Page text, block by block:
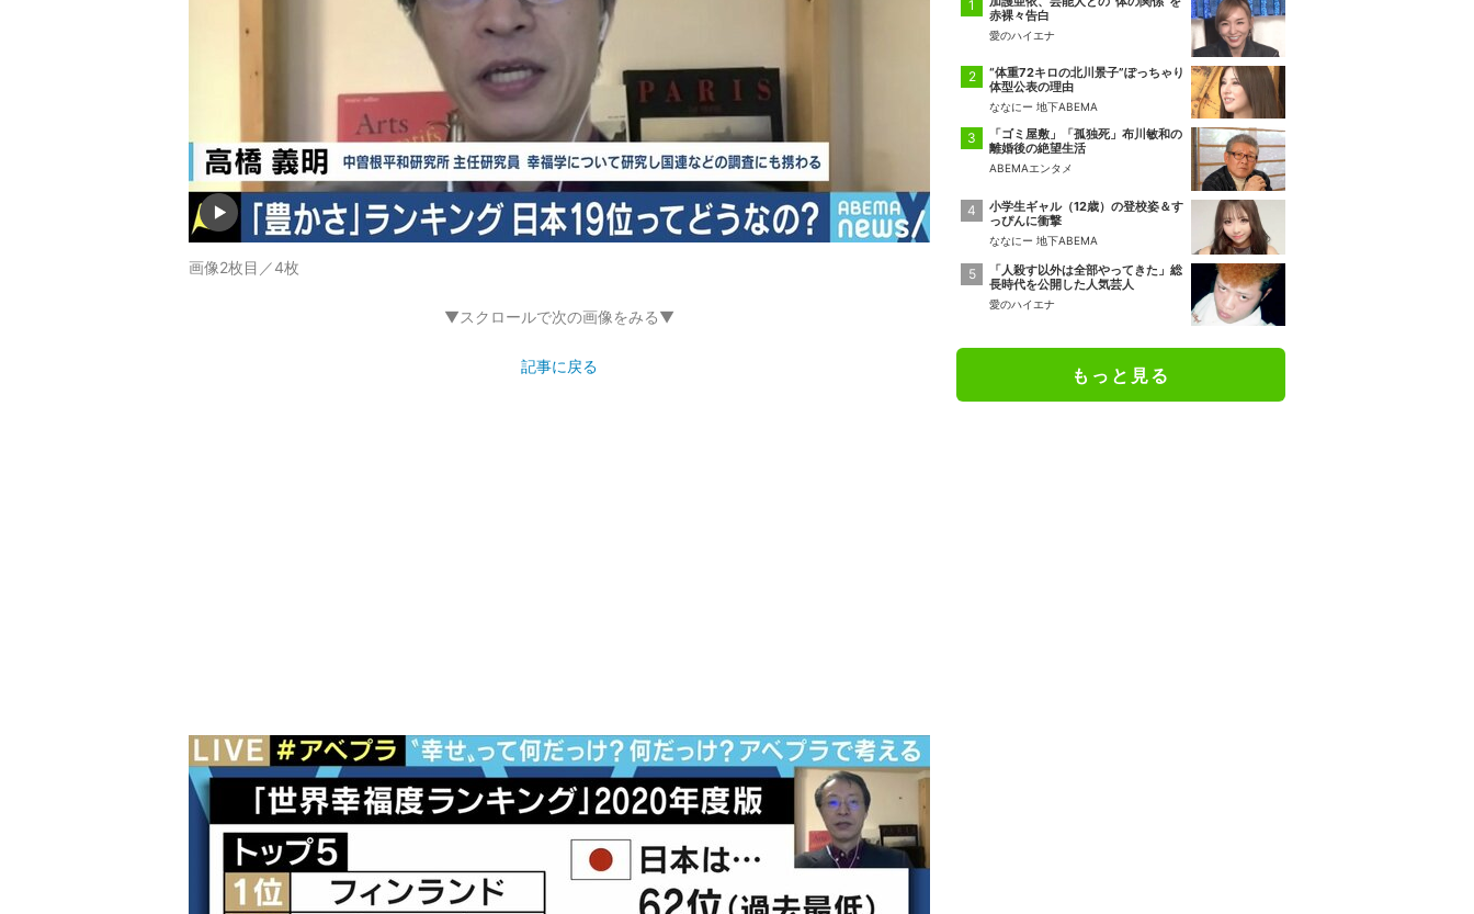
画像2枚目／4枚
▼スクロールで次の画像をみる▼
記事に戻る
赤裸々告白
愛のハイエナ
“体重72キロの北川景子”ぽっちゃり
体型公表の理由
ななにー 地下ABEMA
「ゴミ屋敷」「孤独死」布川敏和の
離婚後の絶望生活
ABEMAエンタメ
小学生ギャル（12歳）の登校姿＆す
っぴんに衝撃
ななにー 地下ABEMA
「人殺す以外は全部やってきた」総
長時代を公開した人気芸人
愛のハイエナ
もっと見る